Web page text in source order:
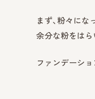
まず、粉々に
余分な粉をはら
ファンデーシ